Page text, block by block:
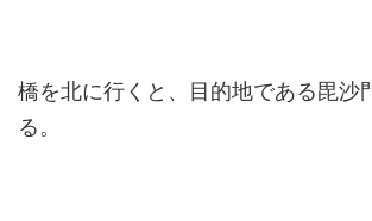
橋を北に行くと、目的地である毘沙
る。